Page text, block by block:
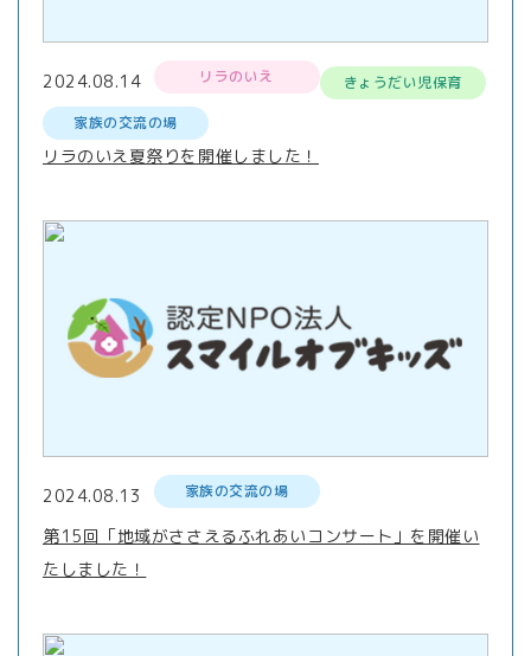
2024.08.14 リラのいえ
きょうだい児保育
家族の交流の場
リラのいえ夏祭りを開催しました！
2024.08.13 家族の交流の場
第15回「地域がささえるふれあいコンサート」を開催い
たしました！